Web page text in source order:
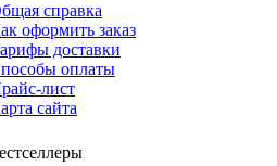
справка
оформить заказ
доставки
оплаты
лист
сайта